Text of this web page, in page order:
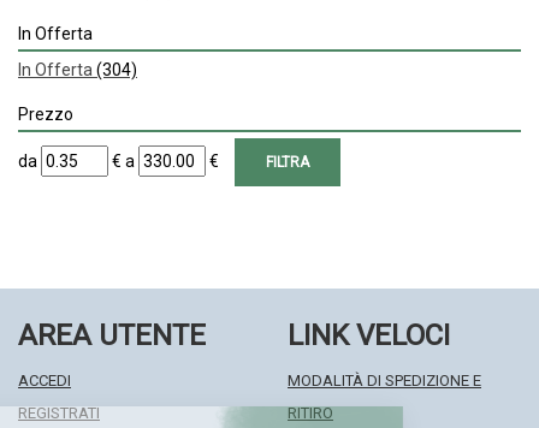
In Offerta
In Offerta (304)
Prezzo
filtra
da
da €
filtra
a
a €
AREA UTENTE
ACCEDI
REGISTRATI
LINK VELOCI
MODALITÀ DI SPEDIZIONE E
RITIRO